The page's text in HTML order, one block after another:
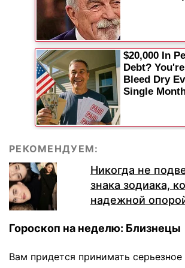
РЕКОМЕНДУЕМ:
Никогда не
знака зодиака,
надежной
Гороскоп на неделю: Близнецы
Вам придется принимать